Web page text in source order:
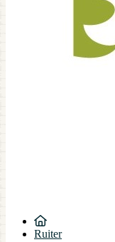
Ruiter